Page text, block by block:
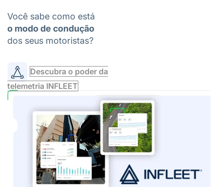
Você sabe como está
o modo de condução
dos seus motoristas?
Descubra o poder da
telemetria INFLEET